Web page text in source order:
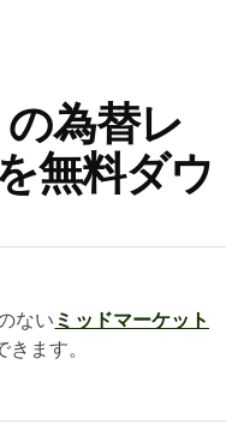
為替レ
無料ダウ
ない ミッドマーケット
ます。